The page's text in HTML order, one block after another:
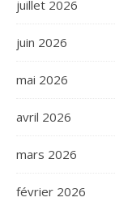
juillet 2026
juin 2026
mai 2026
avril 2026
mars 2026
février 2026